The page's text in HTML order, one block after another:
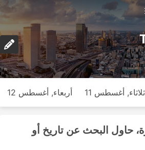
ثلاثاء, أغسطس 11 أربعاء, أغسطس 12
حاول البحث عن تاريخ أو